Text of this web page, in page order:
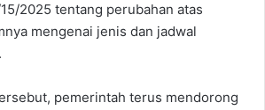
2025 tentang perubahan atas
mengenai jenis dan jadwal
pemerintah terus mendorong